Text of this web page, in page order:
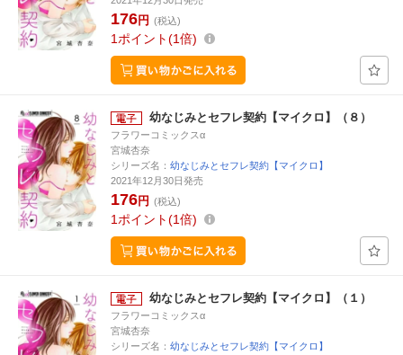
176円 (税込)
1 ポイント 1倍
幼なじみとセフレ契約【マイクロ】（８）
フラワーコミックスα
宮城杏奈
シリーズ名： 幼なじみとセフレ契約【マイクロ】
2021年12月30日発売
176円 (税込)
1 ポイント 1倍
幼なじみとセフレ契約【マイクロ】（１）
フラワーコミックスα
宮城杏奈
シリーズ名： 幼なじみとセフレ契約【マイクロ】